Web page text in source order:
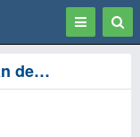
Toggle
Capica Services BV - Capelle aan den IJssel